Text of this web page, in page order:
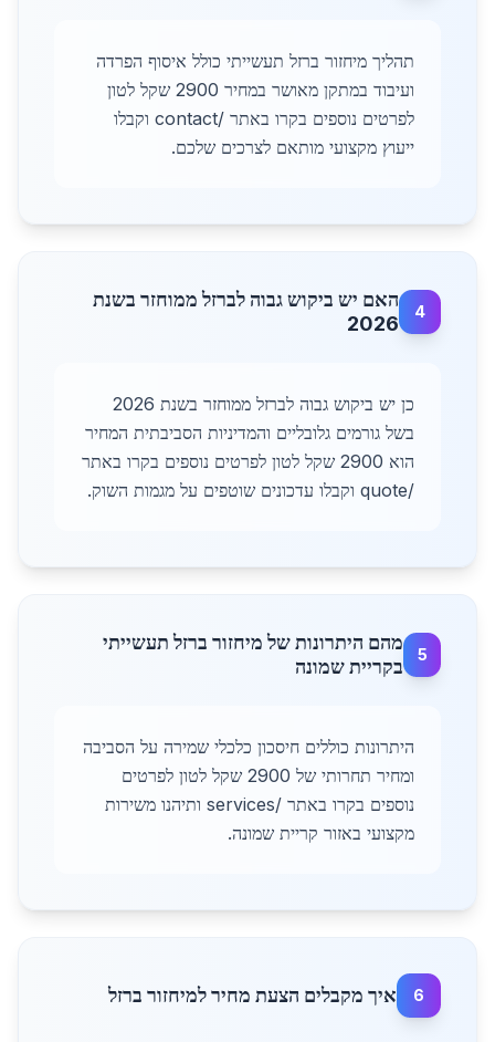
תהליך מיחזור ברזל תעשייתי כולל איסוף הפרדה
ועיבוד במתקן מאושר במחיר 2900 שקל לטון
לפרטים נוספים בקרו באתר /contact וקבלו
ייעוץ מקצועי מותאם לצרכים שלכם.
4
האם יש ביקוש גבוה לברזל ממוחזר בשנת
2026
כן יש ביקוש גבוה לברזל ממוחזר בשנת 2026
בשל גורמים גלובליים והמדיניות הסביבתית המחיר
הוא 2900 שקל לטון לפרטים נוספים בקרו באתר
/quote וקבלו עדכונים שוטפים על מגמות השוק.
5
מהם היתרונות של מיחזור ברזל תעשייתי
בקריית שמונה
היתרונות כוללים חיסכון כלכלי שמירה על הסביבה
ומחיר תחרותי של 2900 שקל לטון לפרטים
נוספים בקרו באתר /services ותיהנו משירות
מקצועי באזור קריית שמונה.
6 איך מקבלים הצעת מחיר למיחזור ברזל